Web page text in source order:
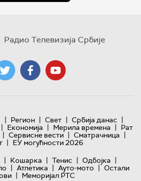
Радио Телевизија Србије
| Регион | Свет | Србија данас |
| Економија | Мерила времена | Рат
| Сервисне вести | Сматрачница |
| ЕУ могућности 2026
| Кошарка | Тенис | Одбојка |
| Атлетика | Ауто-мото | Остали
| Меморијал РТС